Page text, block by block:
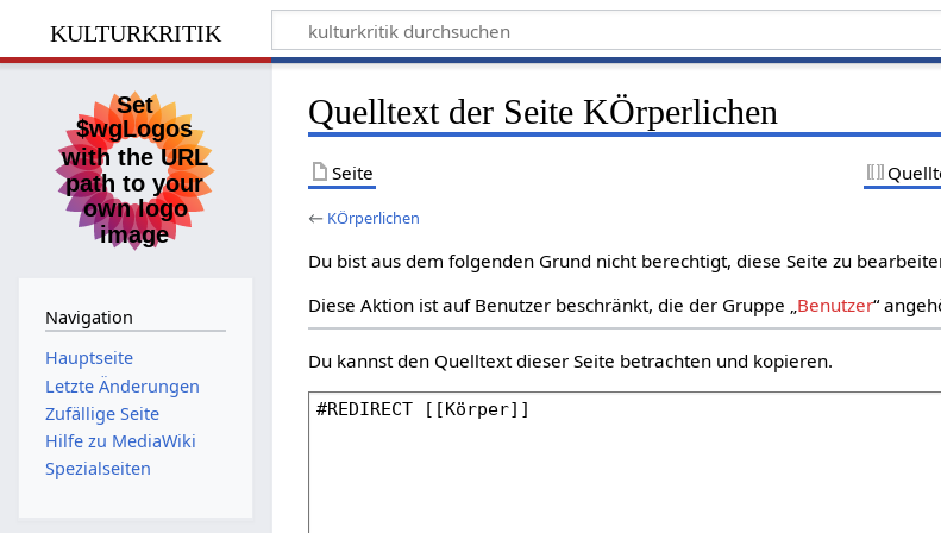
kulturkritik
Quelltext der Seite KÖrperlichen
Seite
← KÖrperlichen
Du bist aus dem folgenden Grund nicht berechtigt, diese Seite zu
Diese Aktion ist auf Benutzer beschränkt, die der Gruppe „Benutzer“
Du kannst den Quelltext dieser Seite betrachten und kopieren.
Navigation
Hauptseite
Letzte Änderungen
Zufällige Seite
Hilfe zu MediaWiki
Spezialseiten